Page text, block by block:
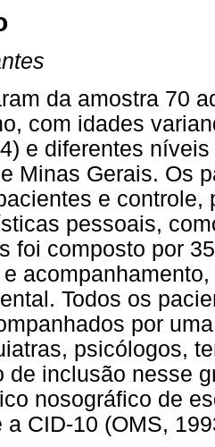
da amostra 70
com idades
e diferentes
Minas Gerais. Os
e controle,
pessoais,
foi composto por
Todos os
por
psicólogos,
de inclusão nesse
nosográfico de
a CID-10 (OMS,